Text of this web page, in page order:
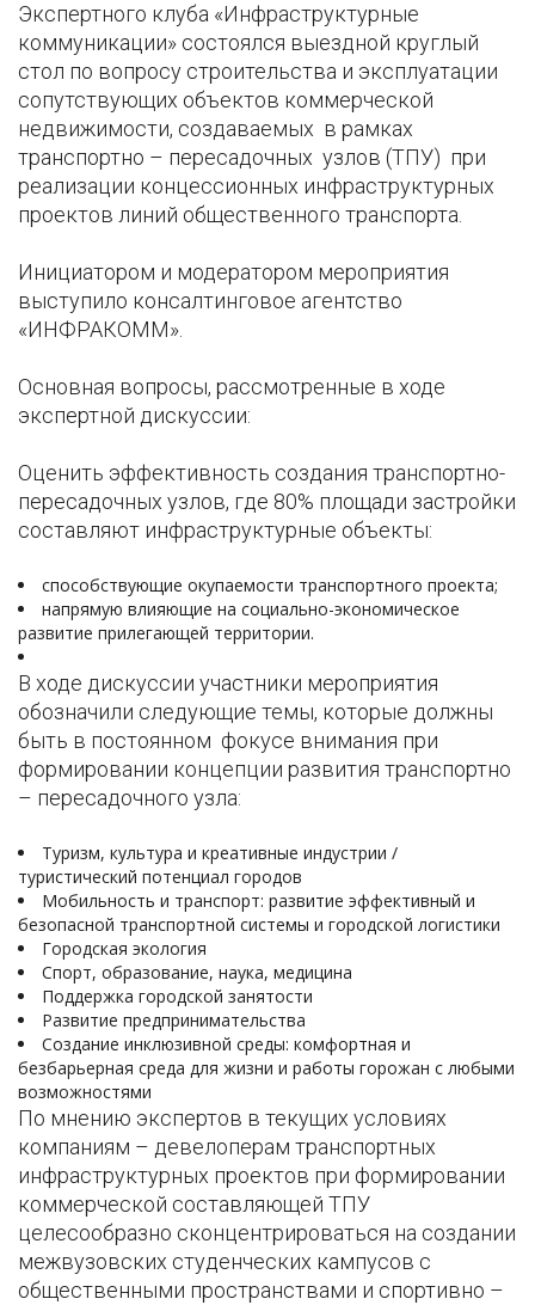
Экспертного клуба «Инфраструктурные
коммуникации» состоялся выездной круглый
стол по вопросу строительства и эксплуатации
сопутствующих объектов коммерческой
недвижимости, создаваемых в рамках
транспортно – пересадочных узлов (ТПУ) при
реализации концессионных инфраструктурных
проектов линий общественного транспорта.
Инициатором и модератором мероприятия
выступило консалтинговое агентство
«ИНФРАКОММ».
Основная вопросы, рассмотренные в ходе
экспертной дискуссии:
Оценить эффективность создания транспортно-
пересадочных узлов, где 80% площади застройки
составляют инфраструктурные объекты:
способствующие окупаемости транспортного проекта;
напрямую влияющие на социально-экономическое
развитие прилегающей территории.
В ходе дискуссии участники мероприятия
обозначили следующие темы, которые должны
быть в постоянном фокусе внимания при
формировании концепции развития транспортно
– пересадочного узла:
Туризм, культура и креативные индустрии /
туристический потенциал городов
Мобильность и транспорт: развитие эффективный и
безопасной транспортной системы и городской логистики
Городская экология
Спорт, образование, наука, медицина
Поддержка городской занятости
Развитие предпринимательства
Создание инклюзивной среды: комфортная и
безбарьерная среда для жизни и работы горожан с любыми
возможностями
По мнению экспертов в текущих условиях
компаниям – девелоперам транспортных
инфраструктурных проектов при формировании
коммерческой составляющей ТПУ
целесообразно сконцентрироваться на создании
межвузовских студенческих кампусов с
общественными пространствами и спортивно –